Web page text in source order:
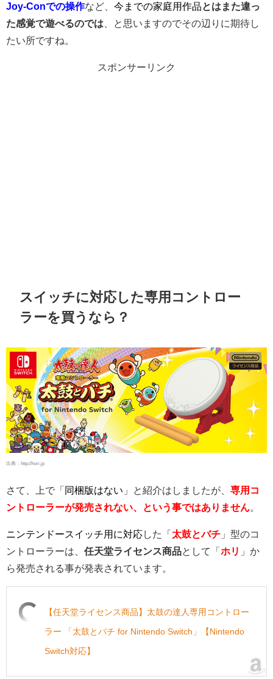
Joy-Conでの操作など、 今までの家庭用作品 とはまた違っ
た感覚で遊べるのでは 、と思いますのでその辺りに期待し
たい所ですね。
スポンサーリンク
スイッチに対応した専用コントロー
ラーを買うなら？
出典：http://hori.jp
さて、上で「同梱版はない 」と紹介はしましたが、 専用コ
ントローラーが発売されない、という事ではありません
ニンテンドースイッチ用に対応した「太鼓とバチ 」型のコ
ントローラーは、 任天堂ライセンス商品として「ホリ 」か
ら発売される事が発表されています。
【任天堂ライセンス商品】太鼓の達人専用コントロー
ラー 「太鼓とバチ for Nintendo Switch」【Nintendo
Switch対応】